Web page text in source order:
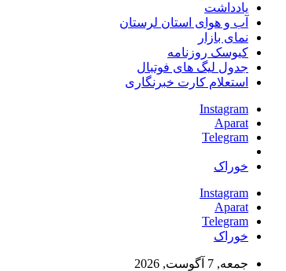
یادداشت
آب و هوای استان لرستان
نمای بازار
کیوسک روزنامه
جدول لیگ های فوتبال
استعلام کارت خبرنگاری
Instagram
Aparat
Telegram
خوراک
Instagram
Aparat
Telegram
خوراک
جمعه, 7 آگوست, 2026